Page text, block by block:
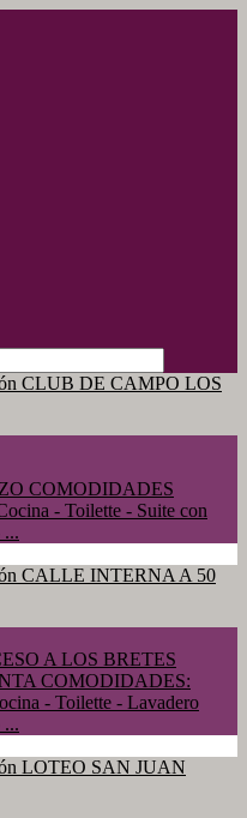
COMODIDADES
- Toilette - Suite con
...
A LOS BRETES
COMODIDADES:
- Toilette - Lavadero
...